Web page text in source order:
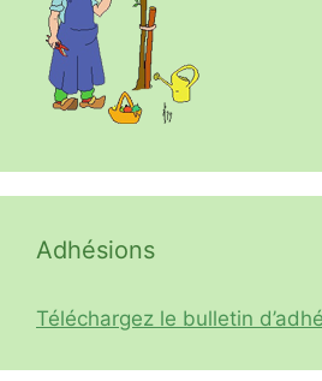
Adhésions
Téléchargez le bulletin